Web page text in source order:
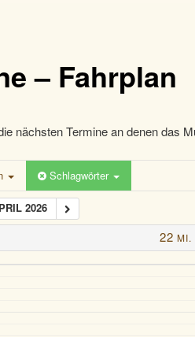
– Fahrplan
nächsten Termine an denen das
Schlagwörter
2026
22 MI.